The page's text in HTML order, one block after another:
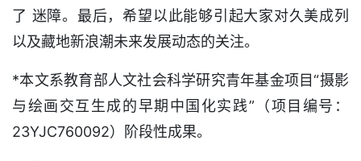
了 迷障。最后，希望以此能够引起大家对久美成列
以及藏地新浪潮未来发展动态的关注。
*本文系教育部人文社会科学研究青年基金项目“摄影
与绘画交互生成的早期中国化实践”（项目编号：
23YJC760092）阶段性成果。